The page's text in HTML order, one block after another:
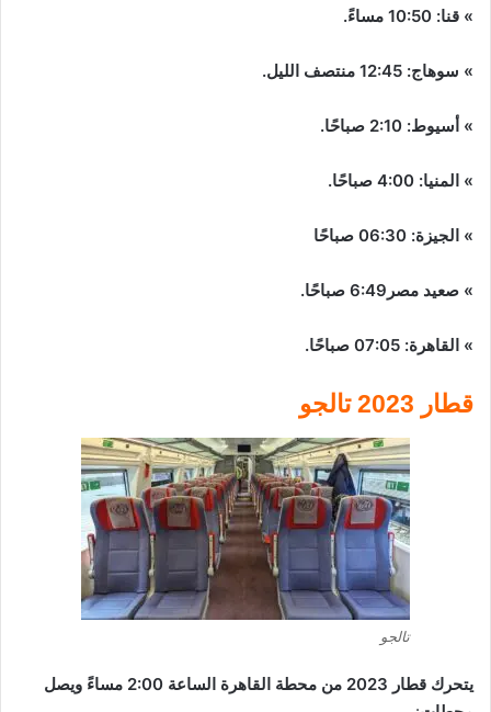
» قنا: 10:50 مساءً.
» سوهاج: 12:45 منتصف الليل.
» أسيوط: 2:10 صباحًا.
» المنيا: 4:00 صباحًا.
» الجيزة: 06:30 صباحًا
» صعيد مصر6:49 صباحًا.
» القاهرة: 07:05 صباحًا.
قطار 2023 تالجو
تالجو
يتحرك قطار 2023 من محطة القاهرة الساعة 2:00 مساءً ويصل